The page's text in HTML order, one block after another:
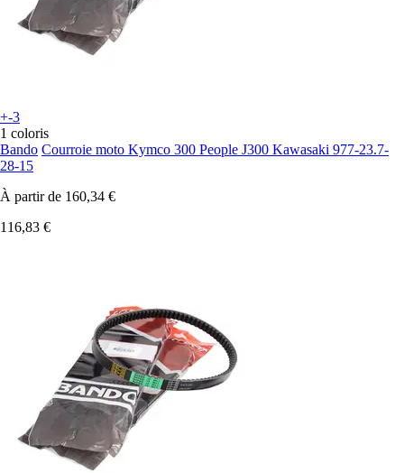
+-3
1 coloris
Bando Courroie moto Kymco 300 People J300 Kawasaki 977-23.7-
28-15
À partir de 160,34 €
116,83 €